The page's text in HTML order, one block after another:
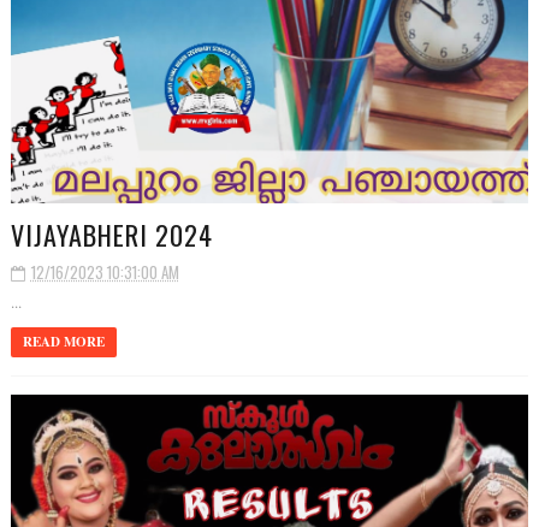
VIJAYABHERI 2024
12/16/2023 10:31:00 AM
...
READ MORE